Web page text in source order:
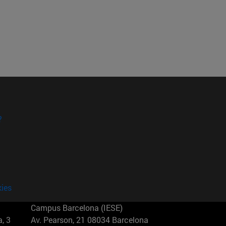
3
Campus Barcelona (IESE)
Av. Pearson, 21 08034 Barcelona